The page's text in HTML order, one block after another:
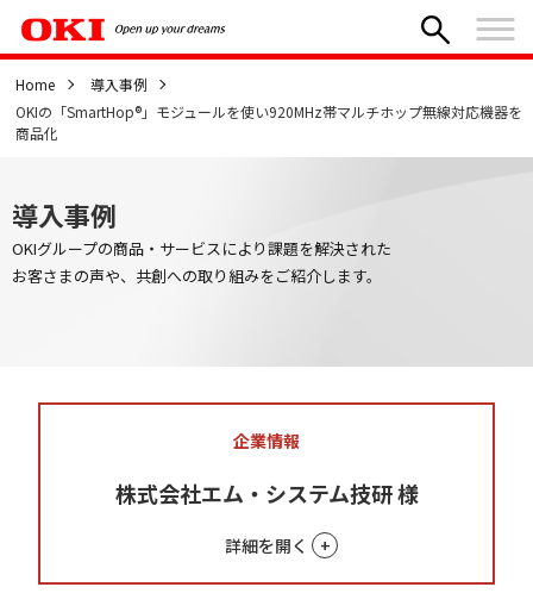
Home
導入事例
OKIの「SmartHop®」モジュールを使い920MHz帯マルチホップ無線対応機器を
商品化
導入事例
OKIグループの商品・サービスにより課題を解決された
お客さまの声や、共創への取り組みをご紹介します。
企業情報
株式会社エム・システム技研 様
詳細を開く